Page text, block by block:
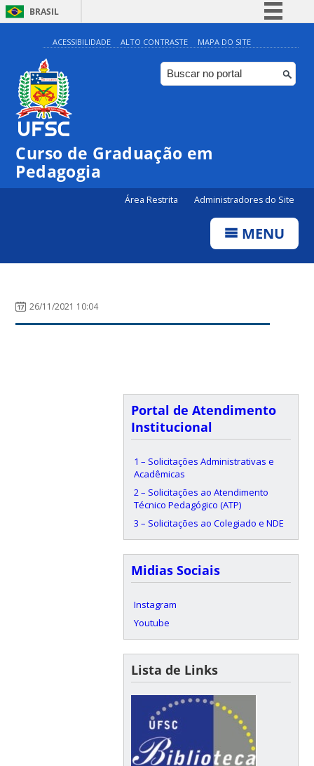
BRASIL
Simplifique!
Comunica BR
Participe
Canais
ACESSIBILIDADE ALTO CONTRASTE MAPA DO SITE
Curso de Graduação em
Pedagogia
Área Restrita Administradores do Site
MENU
26/11/2021 10:04
Portal de Atendimento
Institucional
1 – Solicitações Administrativas e
Acadêmicas
2 – Solicitações ao Atendimento
Técnico Pedagógico (ATP)
3 – Solicitações ao Colegiado e NDE
Midias Sociais
Instagram
Youtube
Lista de Links